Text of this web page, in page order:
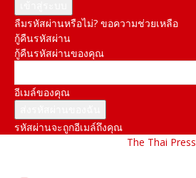
ลืมรหัสผ่านหรือไม่? ขอความช่วยเหลือ
กู้คืนรหัสผ่าน
กู้คืนรหัสผ่านของคุณ
อีเมล์ของคุณ
รหัสผ่านจะถูกอีเมล์ถึงคุณ
The Thai Press